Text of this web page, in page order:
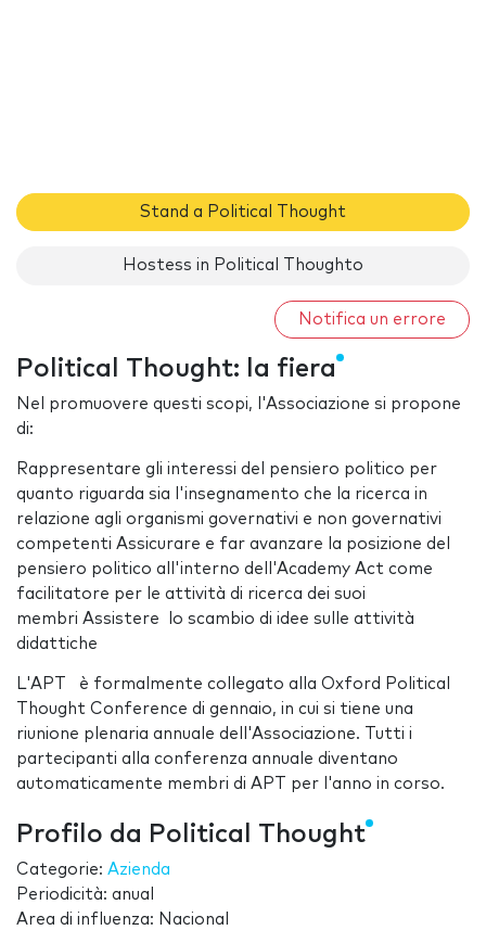
Stand a Political Thought
Hostess in Political Thoughto
Notifica un errore
Political Thought: la fiera
Nel promuovere questi scopi, l'Associazione si propone
di:
Rappresentare gli interessi del pensiero politico per
quanto riguarda sia l'insegnamento che la ricerca in
relazione agli organismi governativi e non governativi
competenti Assicurare e far avanzare la posizione del
pensiero politico all'interno dell'Academy Act come
facilitatore per le attività di ricerca dei suoi
membri Assistere lo scambio di idee sulle attività
didattiche
L'APT è formalmente collegato alla Oxford Political
Thought Conference di gennaio, in cui si tiene una
riunione plenaria annuale dell'Associazione. Tutti i
partecipanti alla conferenza annuale diventano
automaticamente membri di APT per l'anno in corso.
Profilo da Political Thought
Categorie: Azienda
Periodicità: anual
Area di influenza: Nacional